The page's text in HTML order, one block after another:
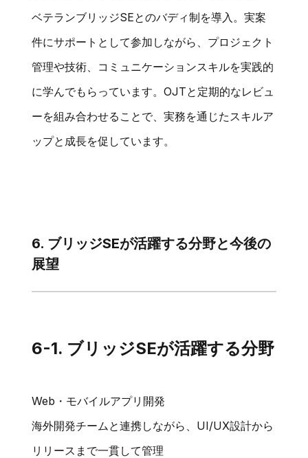
ベテランブリッジSEとのバディ制を導入。実案
件にサポートとして参加しながら、プロジェクト
管理や技術、コミュニケーションスキルを実践的
に学んでもらっています。OJTと定期的なレビュ
ーを組み合わせることで、実務を通じたスキルア
ップと成長を促しています。
6. ブリッジSEが活躍する分野と今後の
展望
6-1. ブリッジSEが活躍する分野
Web・モバイルアプリ開発
海外開発チームと連携しながら、UI/UX設計から
リリースまで一貫して管理